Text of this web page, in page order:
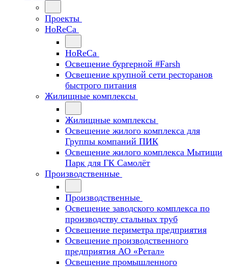
Проекты
HoReCa
HoReCa
Освещение бургерной #Farsh
Освещение крупной сети ресторанов
быстрого питания
Жилищные комплексы
Жилищные комплексы
Освещение жилого комплекса для
Группы компаний ПИК
Освещение жилого комплекса Мытищи
Парк для ГК Самолёт
Производственные
Производственные
Освещение заводского комплекса по
производству стальных труб
Освещение периметра предприятия
Освещение производственного
предприятия АО «Ретал»
Освещение промышленного